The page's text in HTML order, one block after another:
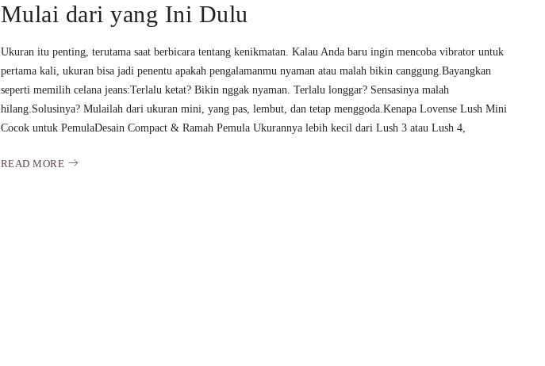
Mulai dari yang Ini Dulu
Ukuran itu penting, terutama saat berbicara tentang kenikmatan. Kalau Anda baru ingin mencoba vibrator untuk
pertama kali, ukuran bisa jadi penentu apakah pengalamanmu nyaman atau malah bikin canggung.Bayangkan
seperti memilih celana jeans:Terlalu ketat? Bikin nggak nyaman. Terlalu longgar? Sensasinya malah
hilang.Solusinya? Mulailah dari ukuran mini, yang pas, lembut, dan tetap menggoda.Kenapa Lovense Lush Mini
Cocok untuk PemulaDesain Compact & Ramah Pemula Ukurannya lebih kecil dari Lush 3 atau Lush 4,
READ MORE